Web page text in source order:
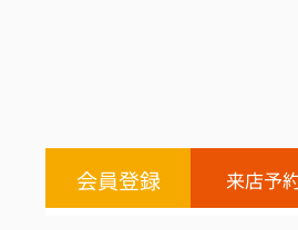
会員登録 来店予